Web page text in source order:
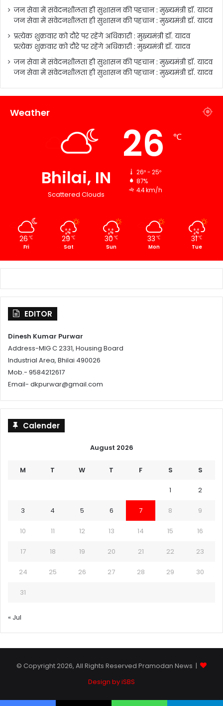
जन सेवा में संवेदनशीलता ही सुशासन की पहचान : मुख्यमंत्री डॉ. यादव
जन सेवा में संवेदनशीलता ही सुशासन की पहचान : मुख्यमंत्री डॉ. यादव
प्रत्येक शुक्रवार को दौरे पर रहेंगे अधिकारी : मुख्यमंत्री डॉ. यादव
प्रत्येक शुक्रवार को दौरे पर रहेंगे अधिकारी : मुख्यमंत्री डॉ. यादव
जन सेवा में संवेदनशीलता ही सुशासन की पहचान : मुख्यमंत्री डॉ. यादव
जन सेवा में संवेदनशीलता ही सुशासन की पहचान : मुख्यमंत्री डॉ. यादव
Weather
Bhilai, IN
Scattered Clouds
26 ℃
26º - 25º
87%
4.4 km/h
26 ℃
Fri
29 ℃
Sat
30 ℃
Sun
33 ℃
Mon
31℃
Tue
EDITOR
Dinesh Kumar Purwar
Address-MIG C 2331, Housing Board
Industrial Area, Bhilai 490026
Mob.- 9584212617
Email- dkpurwar@gmail.com
Calender
August 2026
M T W T F S S
1 2
3 4 5 6 7 8 9
10 11 12 13 14 15 16
17 18 19 20 21 22 23
24 25 26 27 28 29 30
31
« Jul
© Copyright 2026, All Rights Reserved Pramodan News |
Design by iSBS